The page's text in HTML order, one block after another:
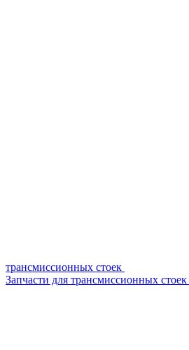
трансмиссионных стоек
Запчасти для трансмиссионных стоек